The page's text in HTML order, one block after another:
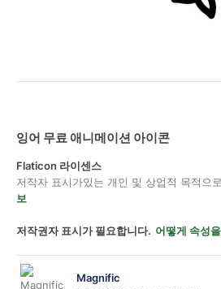
잉어 무료 애니메이션 아이콘
Flaticon 라이센스
저작자 표시가있는 개인 및 상업적 목적으
보
저작권자 표시가 필요합니다. 어떻게 속성
Magnific